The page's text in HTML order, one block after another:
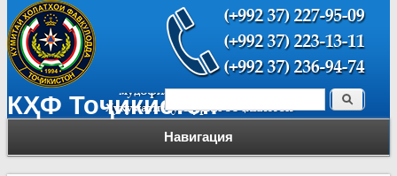
КҲФ Тоҷикистон
Навигация
Форма поиска Поиск